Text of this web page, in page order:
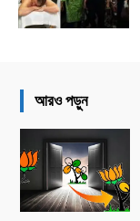
আরও পড়ুন